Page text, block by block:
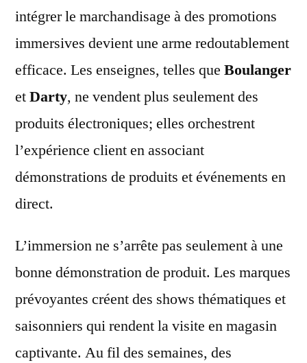
intégrer le marchandisage à des promotions
immersives devient une arme redoutablement
efficace. Les enseignes, telles que Boulanger
etDarty, ne vendent plus seulement des
produits électroniques; elles orchestrent
l’expérience client en associant
démonstrations de produits et événements en
direct.
L’immersion ne s’arrête pas seulement à une
bonne démonstration de produit. Les marques
prévoyantes créent des shows thématiques et
saisonniers qui rendent la visite en magasin
captivante. Au fil des semaines, des